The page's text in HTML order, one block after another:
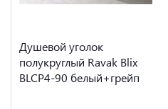
Душевой уголок
полукруглый Ravak Blix
BLCP4-90 белый+грейп